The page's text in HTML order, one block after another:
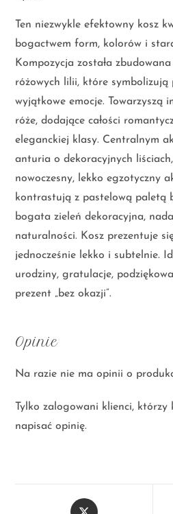
Ten niezwykle efektowny kosz
bogactwem form, kolorów i
Kompozycja została zbudowana
różowych lilii, które symbolizują
wyjątkowe emocje. Towarzyszą
róże, dodające całości
eleganckiej klasy. Centralnym
anturia o dekoracyjnych
nowoczesny, lekko egzotyczny
kontrastują z pastelową paletą
bogata zieleń dekoracyjna,
naturalności. Kosz prezentuje
jednocześnie lekko i subtelnie.
urodziny, gratulacje,
prezent „bez okazji”.
Opinie
Na razie nie ma opinii o
Tylko zalogowani klienci,
napisać opinię.